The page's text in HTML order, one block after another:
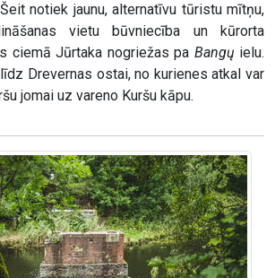
notiek jaunu, alternatīvu tūristu mītņu,
vietu būvniecība un kūrorta
ciemā Jūrtaka nogriežas pa Bangų ielu.
Drevernas ostai, no kurienes atkal var
jomai uz vareno Kuršu kāpu.